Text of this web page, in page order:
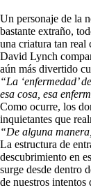
Un personaje de la
bastante extraño,
una criatura tan real
David Lynch
aún más divertido
“La ‘enfermedad’
esa cosa, esa
Como ocurre, los
inquietantes que
“De alguna
La estructura de
descubrimiento en
surge desde dentro
de nuestros intentos